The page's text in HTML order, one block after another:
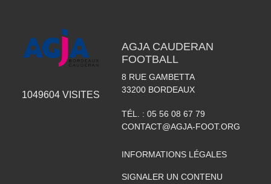
1049604VISITES
AGJA CAUDERAN
FOOTBALL
8 RUE GAMBETTA
33200 BORDEAUX
TÉL. : 05 56 08 67 79
CONTACT@AGJA-FOOT.ORG
INFORMATIONS LÉGALES
SIGNALER UN CONTENU